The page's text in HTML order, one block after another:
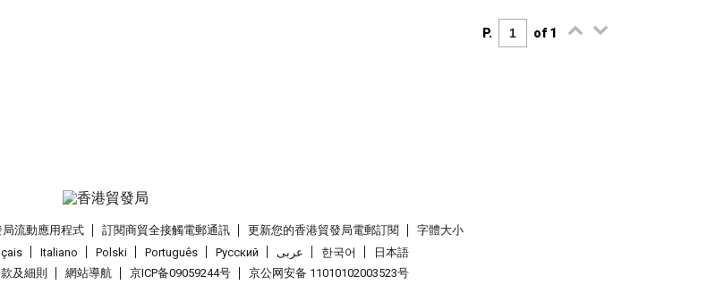
P. of 1
局流動應用程式 訂閱商貿全接觸電郵通訊 更新您的香港貿發局電郵訂閱
字體大小
Italiano Polski Português Pусский عربى 한국어
日本語
及細則 網站導航 京ICP备09059244号 京公网安备 11010102003523号